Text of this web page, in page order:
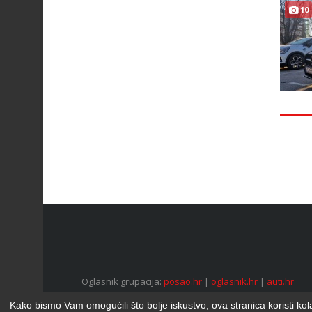
Kako bismo Vam omogućili što bolje iskustvo, ova stranica koristi
10
Oglasnik grupacija: posao.hr | oglasnik.hr | auti.hr